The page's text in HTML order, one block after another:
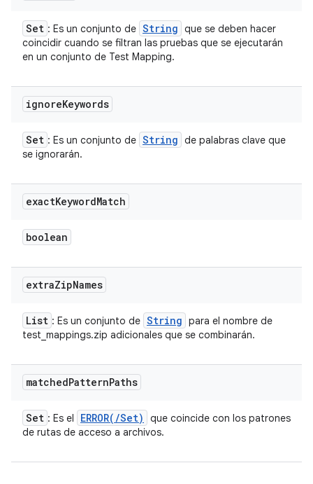
Set : Es un conjunto de String que se deben hacer
coincidir cuando se filtran las pruebas que se ejecutarán
en un conjunto de Test Mapping.
ignoreKeywords
Set : Es un conjunto de String de palabras clave que
se ignorarán.
exactKeywordMatch
boolean
extraZipNames
List : Es un conjunto de String para el nombre de
test_mappings.zip adicionales que se combinarán.
matchedPatternPaths
Set : Es el ERROR( /Set)
que coincide con los patrones
de rutas de acceso a archivos.